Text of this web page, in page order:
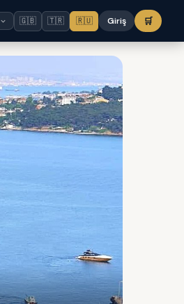
🇬🇧 🇹🇷 🇷🇺 Giriş 🛒